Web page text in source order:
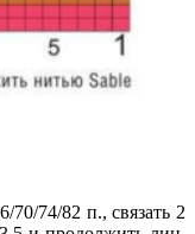
74/82 п., связать 2